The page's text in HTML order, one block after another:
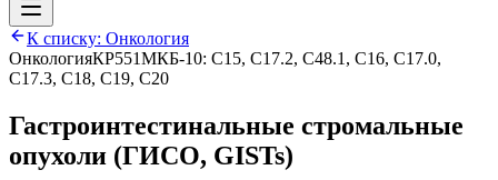
К списку: Онкология
ОнкологияКР551МКБ-10: C15, C17.2, C48.1, C16, C17.0,
C17.3, C18, C19, C20
Гастроинтестинальные стромальные
опухоли (ГИСО, GISTs)